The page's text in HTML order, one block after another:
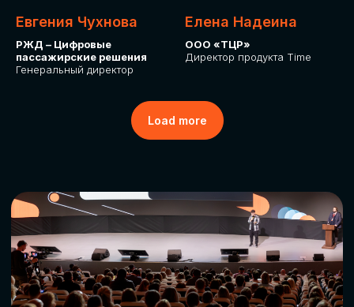
Евгения Чухнова
РЖД – Цифровые
пассажирские решения
Генеральный директор
Елена Надеина
ООО «ТЦР»
Директор продукта Time
Load more